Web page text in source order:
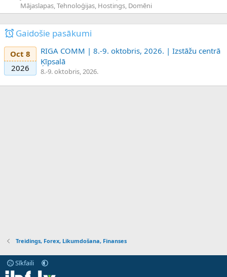
Mājaslapas, Tehnoloģijas, Hostings, Domēni
Gaidošie pasākumi
Oct 8
2026
RIGA COMM | 8.-9. oktobris, 2026. | Izstāžu centrā
Ķīpsalā
8.-9. oktobris, 2026.
Treidings, Forex, Likumdošana, Finanses
Sīkfaili